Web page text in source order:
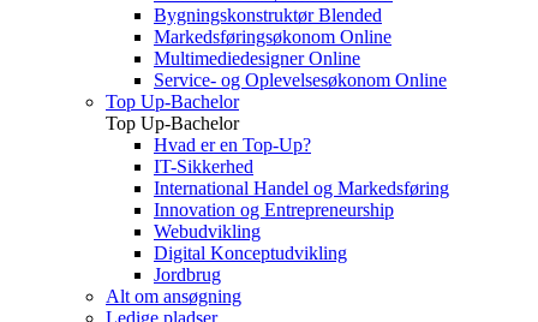
Bygningskonstruktør Blended
Markedsføringsøkonom Online
Multimediedesigner Online
Service- og Oplevelsesøkonom Online
Top Up-Bachelor
Top Up-Bachelor
Hvad er en Top-Up?
IT-Sikkerhed
International Handel og Markedsføring
Innovation og Entrepreneurship
Webudvikling
Digital Konceptudvikling
Jordbrug
Alt om ansøgning
Ledige pladser